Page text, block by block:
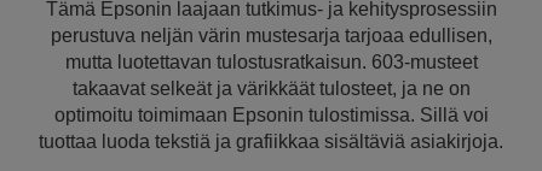
Tämä Epsonin laajaan tutkimus- ja kehitysprosessiin
perustuva neljän värin mustesarja tarjoaa edullisen,
mutta luotettavan tulostusratkaisun. 603-musteet
takaavat selkeät ja värikkäät tulosteet, ja ne on
optimoitu toimimaan Epsonin tulostimissa. Sillä voi
tuottaa luoda tekstiä ja grafiikkaa sisältäviä asiakirjoja.